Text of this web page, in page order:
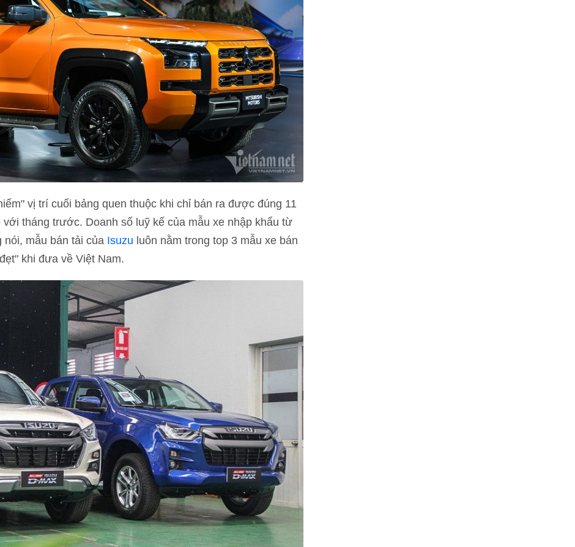
vị trí cuối bảng quen thuộc khi chỉ bán ra được đúng 11
tháng trước. Doanh số luỹ kế của mẫu xe nhập khẩu từ
mẫu bán tải của Isuzu luôn nằm trong top 3 mẫu xe bán
khi đưa về Việt Nam.